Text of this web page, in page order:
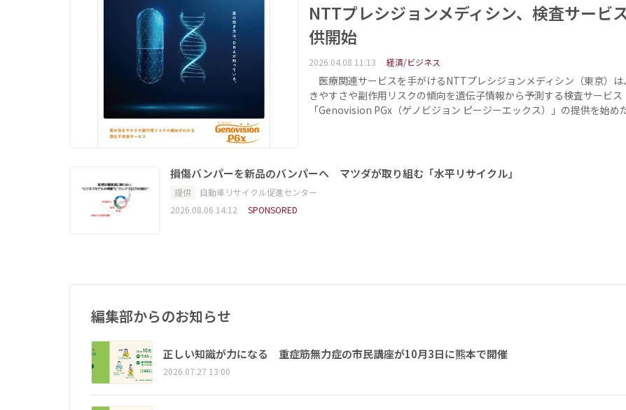
NTTプレシジョンメディシン、検査サービ
供開始
2026.04.08 11:13 経済/ビジネス
医療関連サービスを手がけるNTTプレシジョンメディシン（東京）は
きやすさや副作用リスクの傾向を遺伝子情報から予測する検査サービス
「Genovision PGx（ゲノビジョン ピージーエックス）」の提供を始
損傷バンパーを新品のバンパーへ マツダが取り組む「水平リサイクル」
提供
自動車リサイクル促進センター
2026.08.06 14:12
SPONSORED
編集部からのお知らせ
正しい知識が力になる 重症筋無力症の市民講座が10月3日に熊本で開催
2026.07.27 13:00